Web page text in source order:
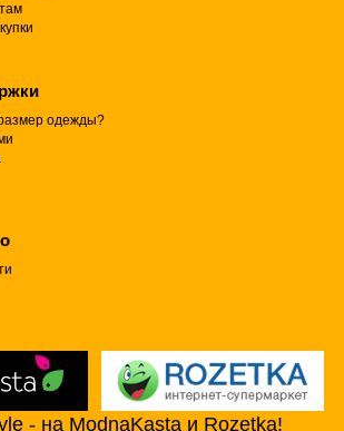
одежды?
- на ModnaKasta и Rozetka!